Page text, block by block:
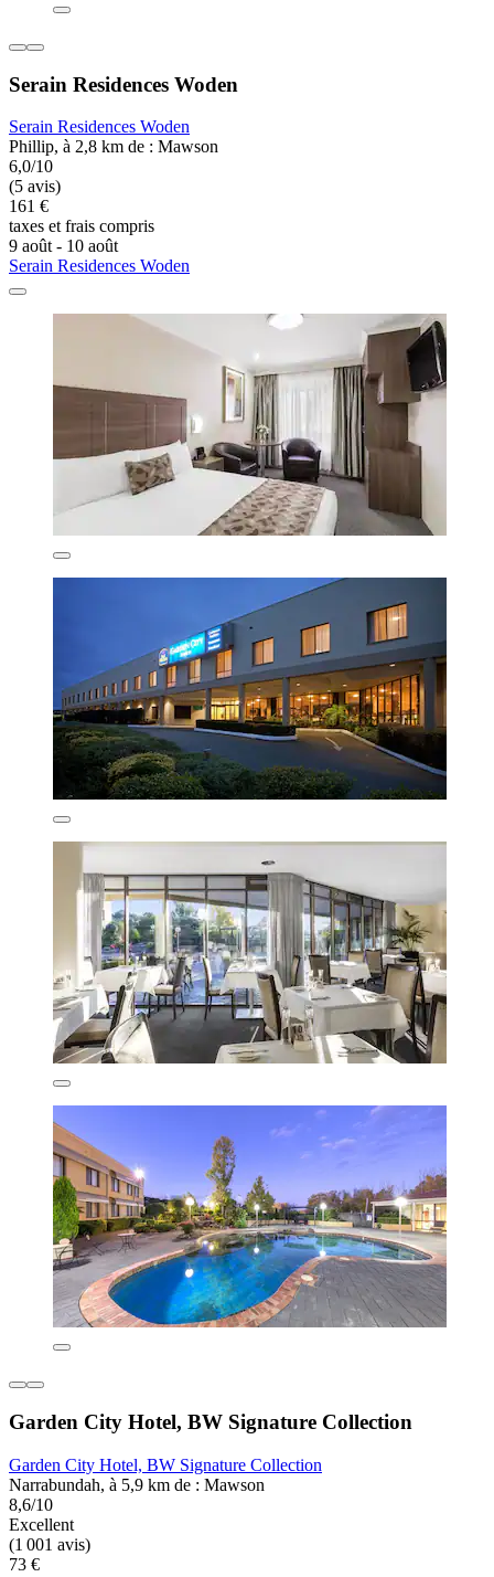
Serain Residences Woden
Serain Residences Woden
Phillip, à 2,8 km de : Mawson
6,0/10
(5 avis)
161 €
taxes et frais compris
9 août - 10 août
Serain Residences Woden
Garden City Hotel, BW Signature Collection
Garden City Hotel, BW Signature Collection
Narrabundah, à 5,9 km de : Mawson
8,6/10
Excellent
(1 001 avis)
73 €